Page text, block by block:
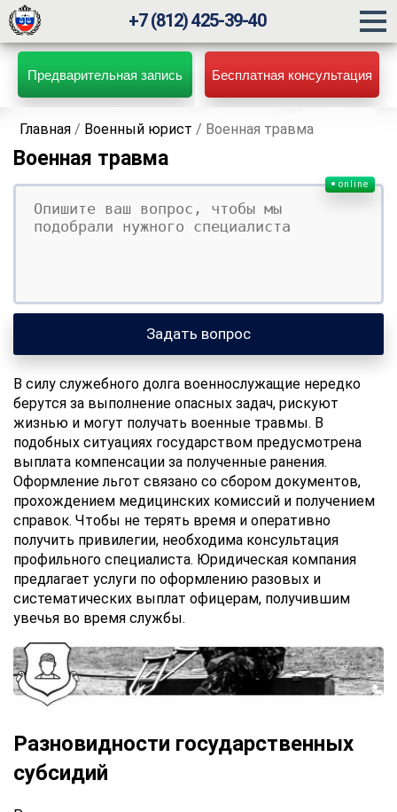
Предварительная запись Бесплатная консультация
+7 (812) 425-39-40
Главная / Военный юрист / Военная травма
Военная травма
Ваш вопрос
Ваше имя
Ваши контакты
online
Задать вопрос
В силу служебного долга военнослужащие нередко
берутся за выполнение опасных задач, рискуют
жизнью и могут получать военные травмы. В
подобных ситуациях государством предусмотрена
выплата компенсации за полученные ранения.
Оформление льгот связано со сбором документов,
прохождением медицинских комиссий и получением
справок. Чтобы не терять время и оперативно
получить привилегии, необходима консультация
профильного специалиста. Юридическая компания
предлагает услуги по оформлению разовых и
систематических выплат офицерам, получившим
увечья во время службы.
Разновидности государственных
субсидий